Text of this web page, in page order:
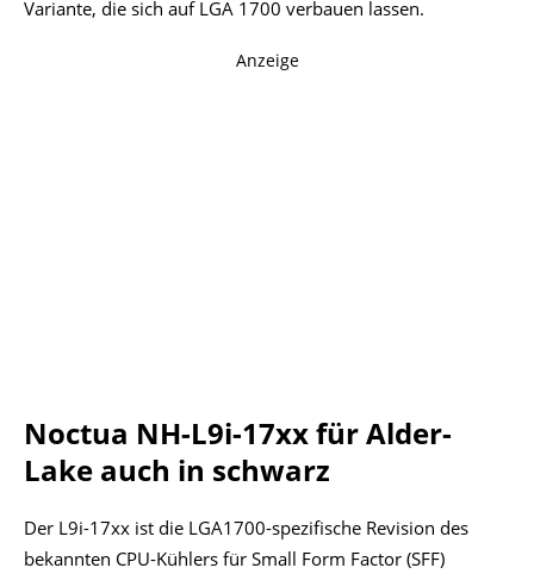
Variante, die sich auf LGA 1700 verbauen lassen.
Anzeige
Noctua NH-L9i-17xx für Alder-
Lake auch in schwarz
Der L9i-17xx ist die LGA1700-spezifische Revision des
bekannten CPU-Kühlers für Small Form Factor (SFF)